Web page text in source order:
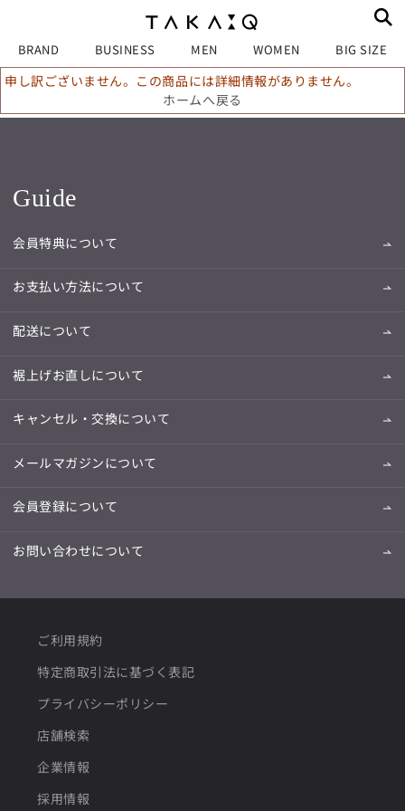
BRAND BUSINESS MEN WOMEN BIG SIZE
申し訳ございません。この商品には詳細情報がありません。
ホームへ戻る
Guide
会員特典について
お支払い方法について
配送について
裾上げお直しについて
キャンセル・交換について
メールマガジンについて
会員登録について
お問い合わせについて
ご利用規約
特定商取引法に基づく表記
プライバシーポリシー
店舗検索
企業情報
採用情報